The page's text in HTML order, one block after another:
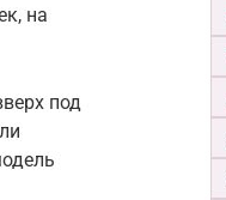
на
под